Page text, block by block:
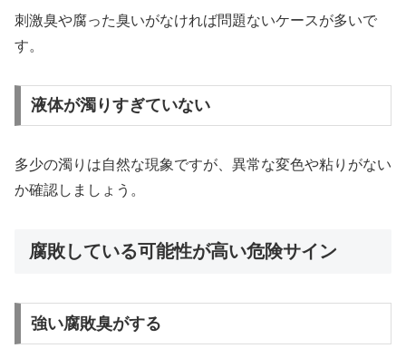
刺激臭や腐った臭いがなければ問題ないケースが多いで
す。
液体が濁りすぎていない
多少の濁りは自然な現象ですが、異常な変色や粘りがない
か確認しましょう。
腐敗している可能性が高い危険サイン
強い腐敗臭がする